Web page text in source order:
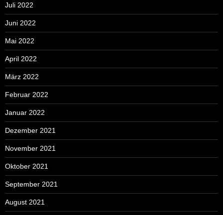
Juli 2022
Juni 2022
Mai 2022
April 2022
März 2022
Februar 2022
Januar 2022
Dezember 2021
November 2021
Oktober 2021
September 2021
August 2021